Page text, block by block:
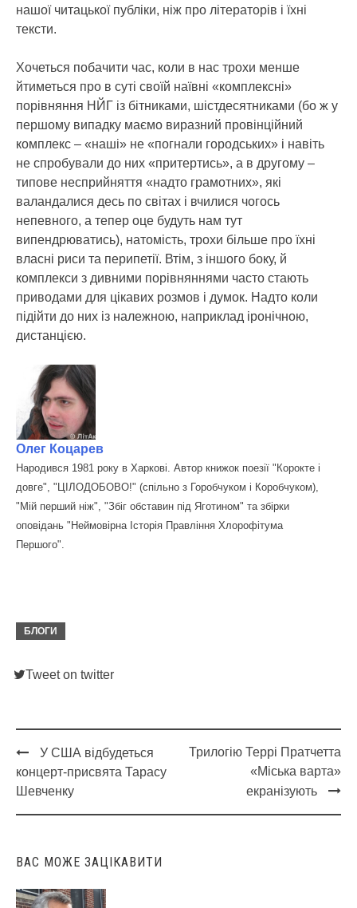
нашої читацької публіки, ніж про літераторів і їхні
тексти.
Хочеться побачити час, коли в нас трохи менше
йтиметься про в суті своїй наївні «комплексні»
порівняння НЙГ із бітниками, шістдесятниками (бо ж у
першому випадку маємо виразний провінційний
комплекс – «наші» не «погнали городських» і навіть
не спробували до них «притертись», а в другому –
типове несприйняття «надто грамотних», які
валандалися десь по світах і вчилися чогось
непевного, а тепер оце будуть нам тут
випендрюватись), натомість, трохи більше про їхні
власні риси та перипетії. Втім, з іншого боку, й
комплекси з дивними порівняннями часто стають
приводами для цікавих розмов і думок. Надто коли
підійти до них із належною, наприклад іронічною,
дистанцією.
Олег Коцарев
Народився 1981 року в Харкові. Автор книжок поезії "Корокте і
довге", "ЦІЛОДОБОВО!" (спільно з Горобчуком і Коробчуком),
"Мій перший ніж", "Збіг обставин під Яготином" та збірки
оповідань "Неймовірна Історія Правління Хлорофітума
Першого".
БЛОГИ
Tweet on twitter
Post
navigation
У США відбудеться
концерт-присвята Тарасу
Шевченку
Трилогію Террі Пратчетта
«Міська варта»
екранізують
ВАС МОЖЕ ЗАЦІКАВИТИ